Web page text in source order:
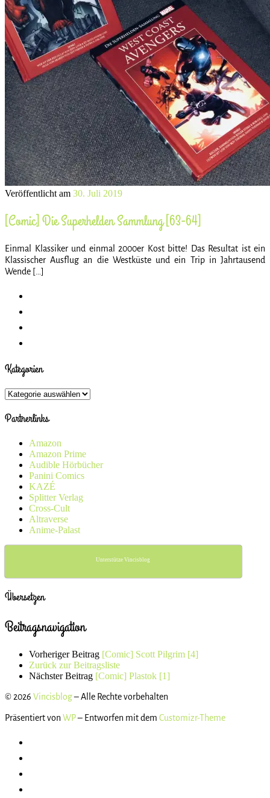
Veröffentlicht am 30. Juli 2019
[Comic] Die Superhelden Sammlung [63-64]
Einmal Klassiker und einmal 2000er Kost bitte! Das Resultat ist ein
Klassischer Ausflug an die Westküste und ein Trip in Jahrtausend
Wende […]
Kategorien
Kategorien
Partnerlinks
Amazon
Amazon Prime
Audible Hörbücher
Panini Comics
KAZÉ
Splitter Verlag
Cross-Cult
Altraverse
Anime-Palast
Unterstütze Vincisblog
Übersetzen
Beitragsnavigation
Vorheriger Beitrag [Comic] Scott Pilgrim [4]
Zurück zur Beitragsliste
Nächster Beitrag [Comic] Plastok [1]
© 2026 Vincisblog– Alle Rechte vorbehalten
Präsentiert von WP– Entworfen mit dem Customizr-Theme